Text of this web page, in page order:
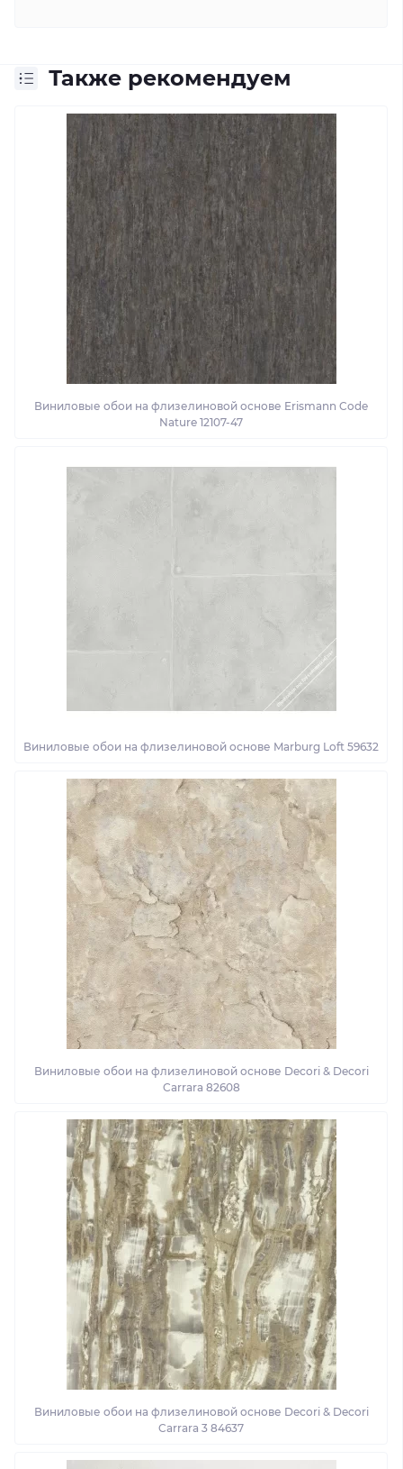
Также рекомендуем
Виниловые обои на флизелиновой основе Erismann Code
Nature 12107-47
Виниловые обои на флизелиновой основе Marburg Loft 59632
Виниловые обои на флизелиновой основе Decori & Decori
Carrara 82608
Виниловые обои на флизелиновой основе Decori & Decori
Carrara 3 84637